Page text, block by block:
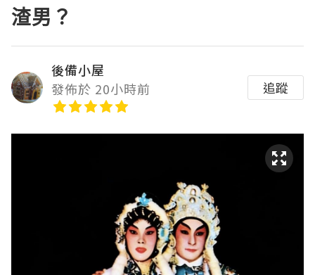
渣男？
後備小屋
發佈於 20小時前
追蹤